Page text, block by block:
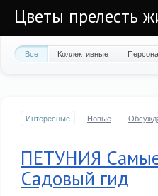
Цветы прелесть
Все Коллективные
Интересные Новые
ПЕТУНИЯ
Садовый гид